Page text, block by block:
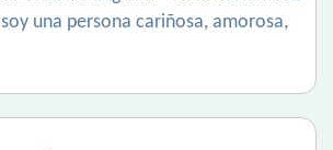
soy una persona cariñosa, amorosa,